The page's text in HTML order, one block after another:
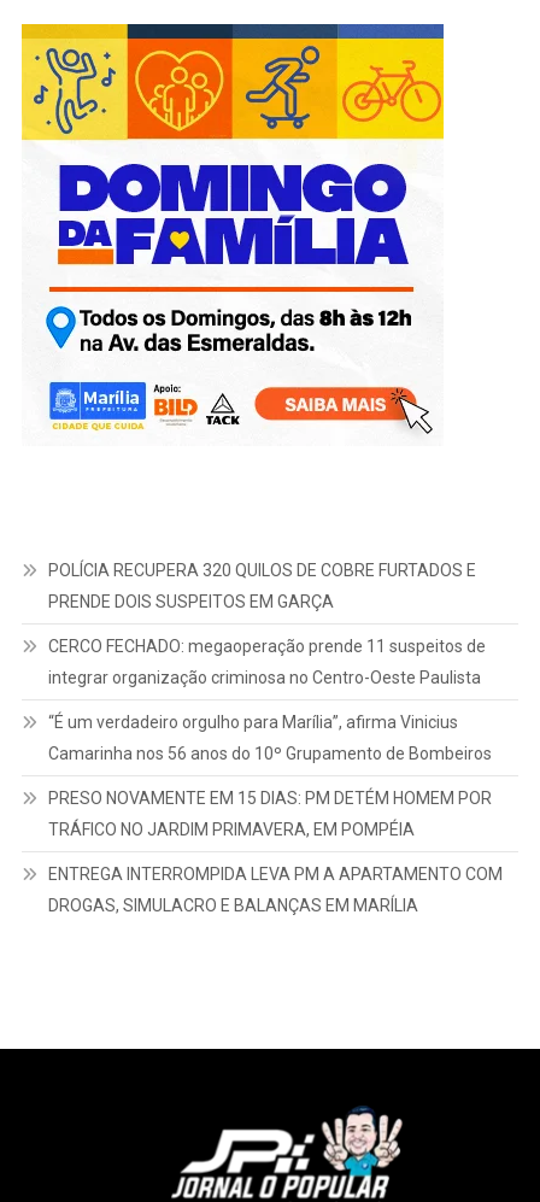
POLÍCIA RECUPERA 320 QUILOS DE COBRE FURTADOS E
PRENDE DOIS SUSPEITOS EM GARÇA
CERCO FECHADO: megaoperação prende 11 suspeitos de
integrar organização criminosa no Centro-Oeste Paulista
“É um verdadeiro orgulho para Marília”, afirma Vinicius
Camarinha nos 56 anos do 10º Grupamento de Bombeiros
PRESO NOVAMENTE EM 15 DIAS: PM DETÉM HOMEM POR
TRÁFICO NO JARDIM PRIMAVERA, EM POMPÉIA
ENTREGA INTERROMPIDA LEVA PM A APARTAMENTO COM
DROGAS, SIMULACRO E BALANÇAS EM MARÍLIA